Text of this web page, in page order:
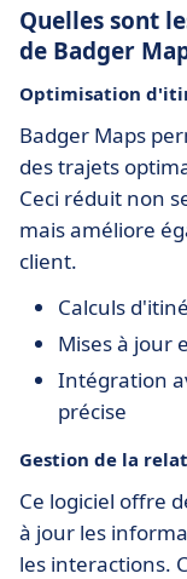
Quelles sont
de Badger
Optimisation
Badger Maps
des trajets
Ceci réduit non
mais améliore
client.
Calculs
Mises à jour
Intégration
précise
Gestion de la
Ce logiciel offre
à jour les
les interactions.